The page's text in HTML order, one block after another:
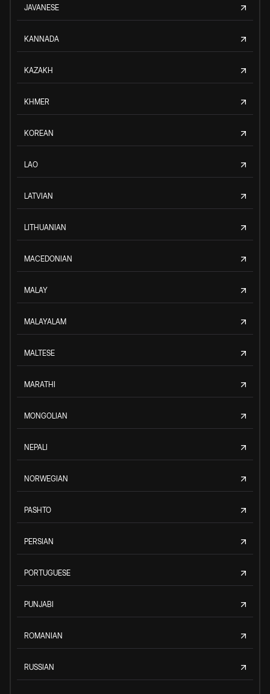
JAVANESE
KANNADA
KAZAKH
KHMER
KOREAN
LAO
LATVIAN
LITHUANIAN
MACEDONIAN
MALAY
MALAYALAM
MALTESE
MARATHI
MONGOLIAN
NEPALI
NORWEGIAN
PASHTO
PERSIAN
PORTUGUESE
PUNJABI
ROMANIAN
RUSSIAN